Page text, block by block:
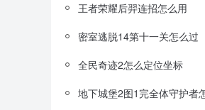
王者荣耀后羿连招怎么用
密室逃脱14第十一关怎么过
全民奇迹2怎么定位坐标
地下城堡2图1完全体守护者